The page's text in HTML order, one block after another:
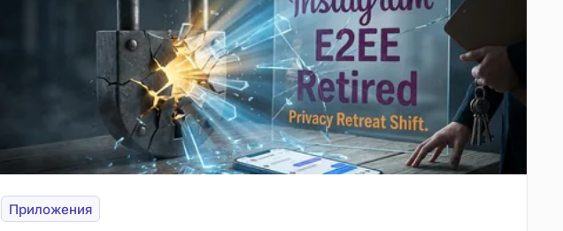
Приложения